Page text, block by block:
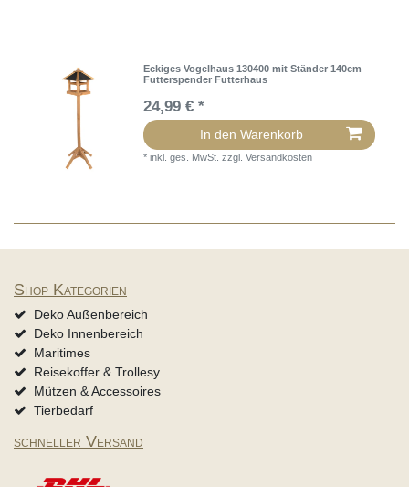
Eckiges Vogelhaus 130400 mit Ständer 140cm
Futterspender Futterhaus
24,99 € *
In den Warenkorb
*inkl. ges. MwSt. zzgl.Versandkosten
Shop Kategorien
Deko Außenbereich
Deko Innenbereich
Maritimes
Reisekoffer & Trollesy
Mützen & Accessoires
Tierbedarf
schneller Versand